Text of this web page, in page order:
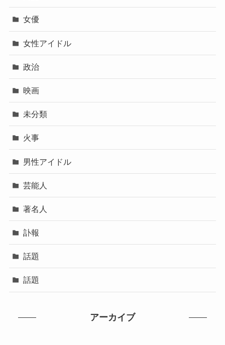
女優
女性アイドル
政治
映画
未分類
火事
男性アイドル
芸能人
著名人
訃報
話題
話題
アーカイブ